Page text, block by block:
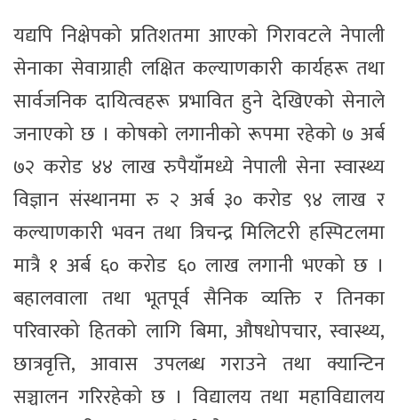
यद्यपि निक्षेपको प्रतिशतमा आएको गिरावटले नेपाली
सेनाका सेवाग्राही लक्षित कल्याणकारी कार्यहरू तथा
सार्वजनिक दायित्वहरू प्रभावित हुने देखिएको सेनाले
जनाएको छ । कोषको लगानीको रूपमा रहेको ७ अर्ब
७२ करोड ४४ लाख रुपैयाँमध्ये नेपाली सेना स्वास्थ्य
विज्ञान संस्थानमा रु २ अर्ब ३० करोड ९४ लाख र
कल्याणकारी भवन तथा त्रिचन्द्र मिलिटरी हस्पिटलमा
मात्रै १ अर्ब ६० करोड ६० लाख लगानी भएको छ ।
बहालवाला तथा भूतपूर्व सैनिक व्यक्ति र तिनका
परिवारको हितको लागि बिमा, औषधोपचार, स्वास्थ्य,
छात्रवृत्ति, आवास उपलब्ध गराउने तथा क्यान्टिन
सञ्चालन गरिरहेको छ । विद्यालय तथा महाविद्यालय